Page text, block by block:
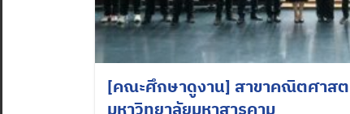
[คณะศึกษาดูงาน] สาขาคณิตศาส
มหาวิทยาลัยมหาสารคาม